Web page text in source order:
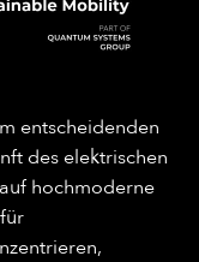
entscheidenden
des elektrischen
hochmoderne